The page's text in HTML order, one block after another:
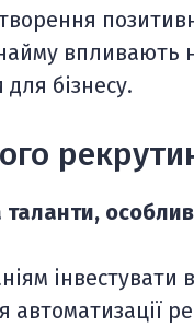
впливають
для бізнесу.
інвестувати в
автоматизації